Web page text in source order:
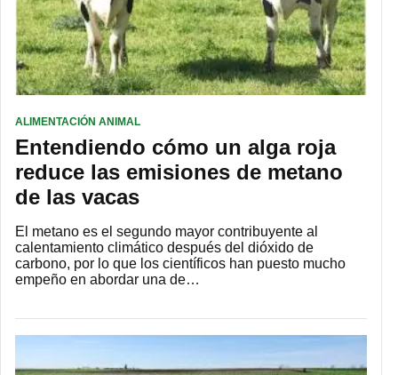
ALIMENTACIÓN ANIMAL
Entendiendo cómo un alga roja
reduce las emisiones de metano
de las vacas
El metano es el segundo mayor contribuyente al
calentamiento climático después del dióxido de
carbono, por lo que los científicos han puesto mucho
empeño en abordar una de…